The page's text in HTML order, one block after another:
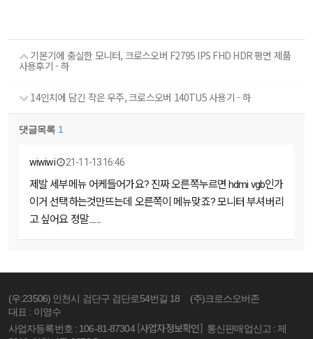
기본기에 충실한 모니터, 크로스오버 F2795 IPS FHD HDR 평면 제품
사용후기 - 하
14인치에 담긴 작은 우주, 크로스오버 140TU5 사용기 - 하
댓글목록 1
wiwiwi 21-11-13 16:46
제발 세부메뉴 어케들어가요? 진짜 오른쪽누르면 hdmi vgb인가
이거 선택하는것만뜨는데 오른쪽이 메뉴맞죠? 모니터 부셔버리
고 싶어요 정말........
(우:23506) 인천시 검단구 검단로54번길 18
(주)크로스오버존
대표 : 이영수
사업자등록번호 : 106-81-87304[사업자정보확인] 통신판매업신고 : 제